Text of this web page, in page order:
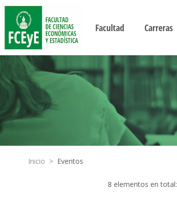
Facultad Carreras
Inicio > Eventos
8 elementos en total: